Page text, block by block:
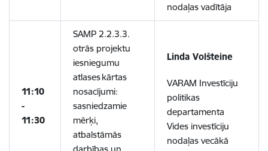
nodaļas vadītāja
11:10
-
11:30
SAMP 2.2.3.3.
otrās projektu
iesniegumu
atlases kārtas
nosacījumi:
sasniedzamie
mērķi,
atbalstāmās
darbības un
Linda Volšteine
VARAM Investīciju
politikas
departamenta
Vides investīciju
nodaļas vecākā